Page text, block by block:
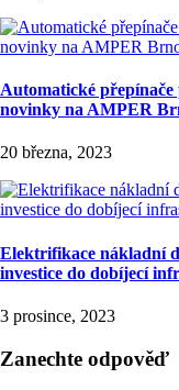
Automatické
novinky na AMPER
20 března, 2023
Elektrifikace nákladní
investice do dobíjecí
3 prosince, 2023
Zanechte odpověď